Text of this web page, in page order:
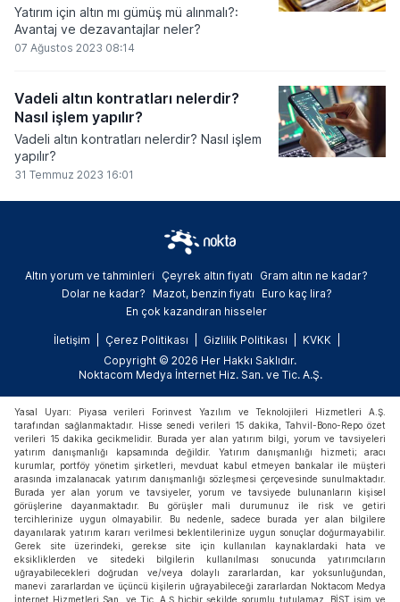
Yatırım için altın mı gümüş mü alınmalı?:
Avantaj ve dezavantajlar neler?
07 Ağustos 2023 08:14
Vadeli altın kontratları nelerdir?
Nasıl işlem yapılır?
Vadeli altın kontratları nelerdir? Nasıl işlem
yapılır?
31 Temmuz 2023 16:01
Altın yorum ve tahminleri Çeyrek altın fiyatı
Gram altın ne kadar?
Dolar ne kadar?
Mazot, benzin fiyatı
Euro kaç lira?
En çok kazandıran hisseler
İletişim Çerez Politikası Gizlilik Politikası
KVKK
Copyright © 2026 Her Hakkı Saklıdır.
Noktacom Medya İnternet Hiz. San. ve Tic. A.Ş.
Yasal Uyarı: Piyasa verileri Forinvest Yazılım ve Teknolojileri Hizmetleri A.Ş.
tarafından sağlanmaktadır. Hisse senedi verileri 15 dakika, Tahvil-Bono-Repo özet
verileri 15 dakika gecikmelidir. Burada yer alan yatırım bilgi, yorum ve tavsiyeleri
yatırım danışmanlığı kapsamında değildir. Yatırım danışmanlığı hizmeti; aracı
kurumlar, portföy yönetim şirketleri, mevduat kabul etmeyen bankalar ile müşteri
arasında imzalanacak yatırım danışmanlığı sözleşmesi çerçevesinde sunulmaktadır.
Burada yer alan yorum ve tavsiyeler, yorum ve tavsiyede bulunanların kişisel
görüşlerine dayanmaktadır. Bu görüşler mali durumunuz ile risk ve getiri
tercihlerinize uygun olmayabilir. Bu nedenle, sadece burada yer alan bilgilere
dayanılarak yatırım kararı verilmesi beklentilerinize uygun sonuçlar doğurmayabilir.
Gerek site üzerindeki, gerekse site için kullanılan kaynaklardaki hata ve
eksikliklerden ve sitedeki bilgilerin kullanılması sonucunda yatırımcıların
uğrayabilecekleri doğrudan ve/veya dolaylı zararlardan, kar yoksunluğundan,
manevi zararlardan ve üçüncü kişilerin uğrayabileceği zararlardan Noktacom Medya
İnternet Hizmetleri San. ve Tic. A.Ş hiçbir şekilde sorumlu tutulamaz. BİST isim ve